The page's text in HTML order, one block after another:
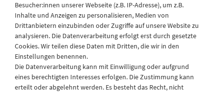
Laden Öffnungszeiten
Montag - Freitag
08:30 - 12:30 und 13.00 - 17.30 Uhr
Samstags
08:30 bis 12:30 Uhr
Besucher:innen unserer Webseite (z.B. IP-Adresse), um z.B.
Inhalte und Anzeigen zu personalisieren, Medien von
Drittanbietern einzubinden oder Zugriffe auf unsere Website zu
analysieren. Die Datenverarbeitung erfolgt erst durch gesetzte
Cookies. Wir teilen diese Daten mit Dritten, die wir in den
Einstellungen benennen.
Die Datenverarbeitung kann mit Einwilligung oder aufgrund
eines berechtigten Interesses erfolgen. Die Zustimmung kann
erteilt oder abgelehnt werden. Es besteht das Recht, nicht